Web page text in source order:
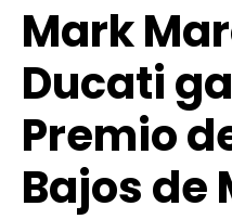
Mark
Ducati
Premio
Bajos de